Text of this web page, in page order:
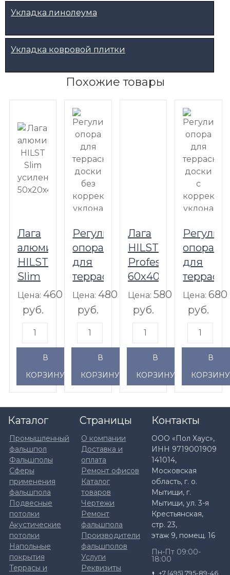
Укладка линолеума
Укладка ковровой плитки
Похожие товары
Лага
алюминиевая
HILST
Slim
усиленная
50х20х4000мм
Цена: 460
руб.
В
КОРЗИНУ
Регулируемая
опора
для
террасной
доски
без
корректора
уклона
50-78
Цена:480
руб.
В
КОРЗИНУ
Лага
HILST
Professional
60х40х4000мм
Цена: 580
руб.
В
КОРЗИНУ
опора
для
доски
с
уклона
77-
мм
Цена:680
руб.
В
КОРЗИНУ
Контакты
ООО «Пол Хаус»,
ИНН 9719001909
141014,
Московская
область, г. о.
Мытищи, г.
Мытищи, ул. 3-я
Крестьянская,
стр. 23,
этаж 9, помещ. 16
Пн-Пт 09:00-
18:00
+7 (495) 795-89-46
Каталог
Промышленный
фальшпол
Фальшполы
Сферы
применения
фальшпола
Подвесные
потолки
Акустические
потолки
Напольные
покрытия
Террасы и
Страницы
О компании
Доставка и
оплата
Ремонт офисов
Каталог
товаров
Чертежи
Ремонт
фальшпола
Производители
фальшполов
Услуги
Реквизиты